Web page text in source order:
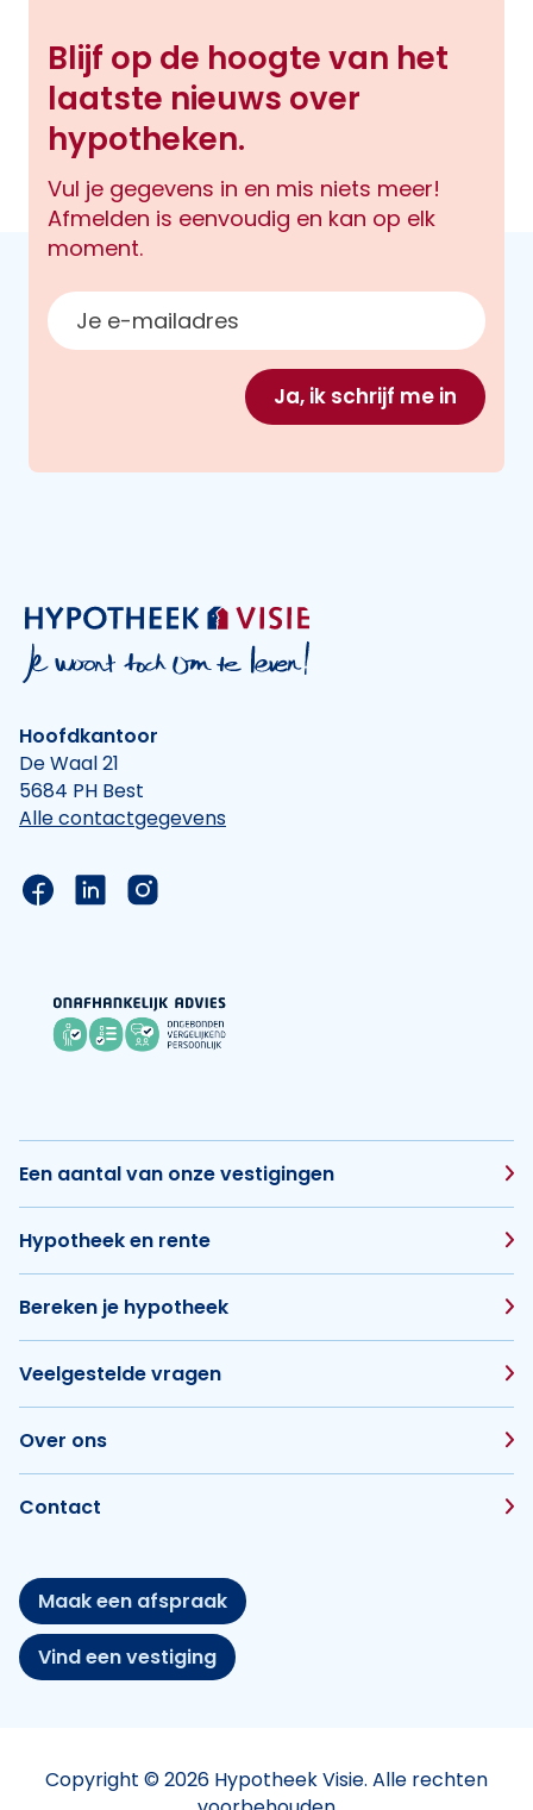
Blijf op de hoogte van het
laatste nieuws over
hypotheken.
Vul je gegevens in en mis niets meer!
Afmelden is eenvoudig en kan op elk
moment.
E-mailadres
Ja, ik schrijf me in
Hoofdkantoor
De Waal 21
5684 PH Best
Alle contactgegevens
Link naar de Facebook pagina van Hypotheek
Link naar de LinkedIn pagina van
Link naar de Instagram pagina van
Een aantal van onze vestigingen
Hypotheek en rente
Bereken je hypotheek
Veelgestelde vragen
Over ons
Contact
Maak een afspraak
Vind een vestiging
Copyright © 2026 Hypotheek Visie. Alle rechten